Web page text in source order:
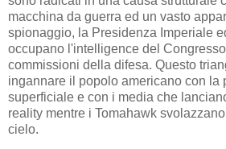
macchina da guerra ed un vasto
spionaggio, la Presidenza Imperiale
occupano l'intelligence del
commissioni della difesa. Questo
ingannare il popolo americano con la
superficiale e con i media che
reality mentre i Tomahawk
cielo.